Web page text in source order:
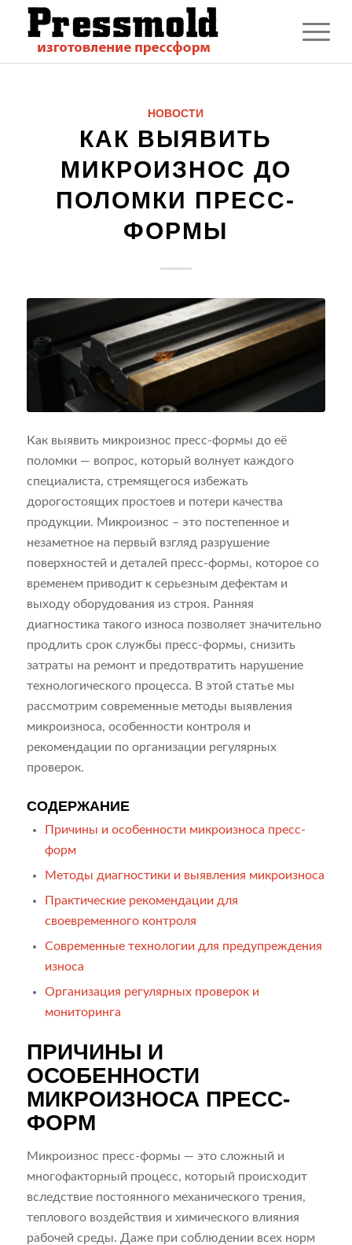
НОВОСТИ
КАК ВЫЯВИТЬ
МИКРОИЗНОС ДО
ПОЛОМКИ ПРЕСС-
ФОРМЫ
Как выявить микроизнос пресс-формы до её
поломки — вопрос, который волнует каждого
специалиста, стремящегося избежать
дорогостоящих простоев и потери качества
продукции. Микроизнос – это постепенное и
незаметное на первый взгляд разрушение
поверхностей и деталей пресс-формы, которое со
временем приводит к серьезным дефектам и
выходу оборудования из строя. Ранняя
диагностика такого износа позволяет значительно
продлить срок службы пресс-формы, снизить
затраты на ремонт и предотвратить нарушение
технологического процесса. В этой статье мы
рассмотрим современные методы выявления
микроизноса, особенности контроля и
рекомендации по организации регулярных
проверок.
СОДЕРЖАНИЕ
Причины и особенности микроизноса пресс-
форм
Методы диагностики и выявления микроизноса
Практические рекомендации для
своевременного контроля
Современные технологии для предупреждения
износа
Организация регулярных проверок и
мониторинга
ПРИЧИНЫ И
ОСОБЕННОСТИ
МИКРОИЗНОСА ПРЕСС-
ФОРМ
Микроизнос пресс-формы — это сложный и
многофакторный процесс, который происходит
вследствие постоянного механического трения,
теплового воздействия и химического влияния
рабочей среды. Даже при соблюдении всех норм